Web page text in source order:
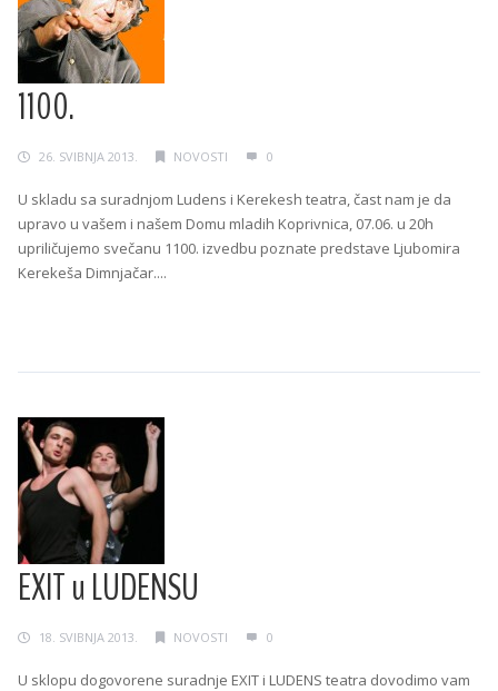
1100.
26. SVIBNJA 2013. NOVOSTI 0
U skladu sa suradnjom Ludens i Kerekesh teatra, čast nam je da
upravo u vašem i našem Domu mladih Koprivnica, 07.06. u 20h
upriličujemo svečanu 1100. izvedbu poznate predstave Ljubomira
Kerekeša Dimnjačar....
EXIT u LUDENSU
18. SVIBNJA 2013. NOVOSTI 0
U sklopu dogovorene suradnje EXIT i LUDENS teatra dovodimo vam